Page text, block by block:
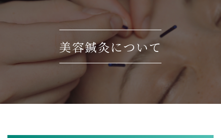
美容鍼灸について